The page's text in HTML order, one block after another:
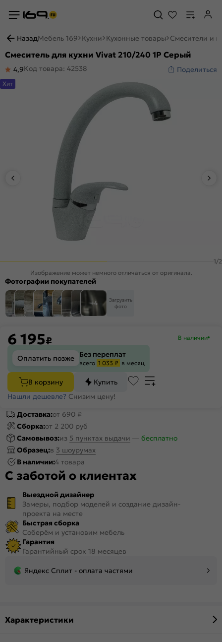
НазадМебель 169 Кухни Кухонные товары Смесители и
Смеситель для кухни Vivat 210/240 1Р Серый
4,9Код товара: 42538 Поделиться
1/2
Хит
Изображение может немного отличаться от оригинала.
Фотографии покупателей
+4
Загрузить
фото
6 195₽ В наличии
Оплатить позже Без переплат
всего 1 033 ₽ в месяц
В корзину
Купить
Нашли дешевле? Снизим цену!
Доставка:от 690 ₽
Сборка:от 2 200 руб
Самовывоз:из 5 пунктах выдачи — бесплатно
Образец:в 3 шоурумах
В наличии:4 товара
С заботой о клиентах
Выездной дизайнер
Замеры, подбор моделей и создание дизайн-
проекта на месте
Быстрая сборка
Соберём и установим мебель
Гарантия
Гарантийный срок 18 месяцев
Яндекс Сплит - оплата частями
Характеристики